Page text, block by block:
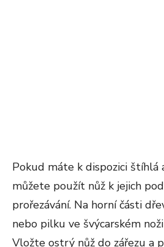
Pokud máte k dispozici štíhlá
můžete použít nůž k jejich
prořezávání. Na horní části
nebo pilku ve švýcarském
Vložte ostrý nůž do zářezu a